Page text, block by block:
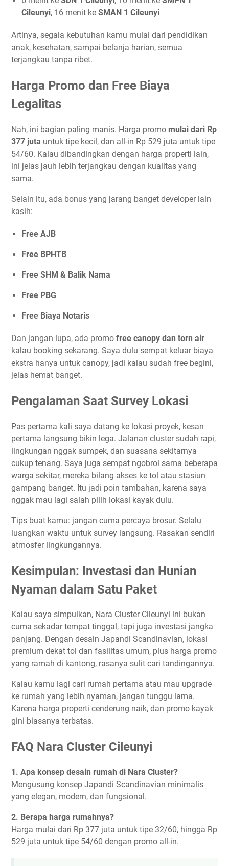
Cileunyi, 16 menit ke SMAN 1 Cileunyi
Artinya, segala kebutuhan kamu mulai dari pendidikan
anak, kesehatan, sampai belanja harian, semua
terjangkau tanpa ribet.
Harga Promo dan Free Biaya
Legalitas
Nah, ini bagian paling manis. Harga promo mulai dari Rp
377 juta untuk tipe kecil, dan all-in Rp 529 juta untuk tipe
54/60. Kalau dibandingkan dengan harga properti lain,
ini jelas jauh lebih terjangkau dengan kualitas yang
sama.
Selain itu, ada bonus yang jarang banget developer lain
kasih:
Free AJB
Free BPHTB
Free SHM & Balik Nama
Free PBG
Free Biaya Notaris
Dan jangan lupa, ada promo free canopy dan torn air
kalau booking sekarang. Saya dulu sempat keluar biaya
ekstra hanya untuk canopy, jadi kalau sudah free begini,
jelas hemat banget.
Pengalaman Saat Survey Lokasi
Pas pertama kali saya datang ke lokasi proyek, kesan
pertama langsung bikin lega. Jalanan cluster sudah rapi,
lingkungan nggak sumpek, dan suasana sekitarnya
cukup tenang. Saya juga sempat ngobrol sama beberapa
warga sekitar, mereka bilang akses ke tol atau stasiun
gampang banget. Itu jadi poin tambahan, karena saya
nggak mau lagi salah pilih lokasi kayak dulu.
Tips buat kamu: jangan cuma percaya brosur. Selalu
luangkan waktu untuk survey langsung. Rasakan sendiri
atmosfer lingkungannya.
Kesimpulan: Investasi dan Hunian
Nyaman dalam Satu Paket
Kalau saya simpulkan, Nara Cluster Cileunyi ini bukan
cuma sekadar tempat tinggal, tapi juga investasi jangka
panjang. Dengan desain Japandi Scandinavian, lokasi
premium dekat tol dan fasilitas umum, plus harga promo
yang ramah di kantong, rasanya sulit cari tandingannya.
Kalau kamu lagi cari rumah pertama atau mau upgrade
ke rumah yang lebih nyaman, jangan tunggu lama.
Karena harga properti cenderung naik, dan promo kayak
gini biasanya terbatas.
FAQ Nara Cluster Cileunyi
1. Apa konsep desain rumah di Nara Cluster?
Mengusung konsep Japandi Scandinavian minimalis
yang elegan, modern, dan fungsional.
2. Berapa harga rumahnya?
Harga mulai dari Rp 377 juta untuk tipe 32/60, hingga Rp
529 juta untuk tipe 54/60 dengan promo all-in.